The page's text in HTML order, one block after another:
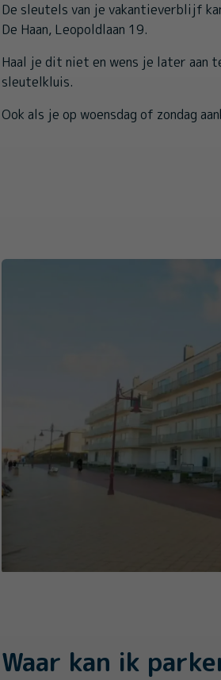
De sleutels van je vakantieverblijf
De Haan, Leopoldlaan 19.
Haal je dit niet en wens je later aan
sleutelkluis.
Ook als je op woensdag of zondag
Waar kan ik